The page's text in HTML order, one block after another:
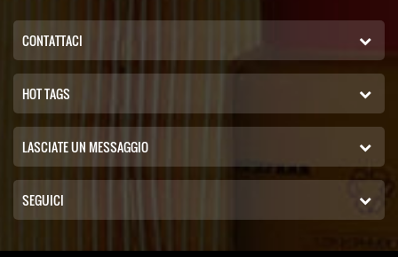
CONTATTACI
HOT TAGS
LASCIATE UN MESSAGGIO
SEGUICI